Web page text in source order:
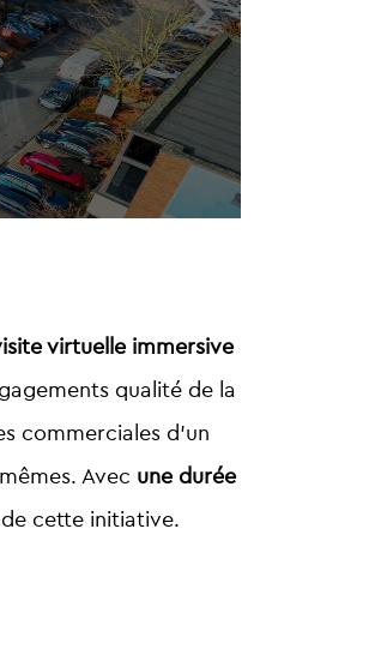
virtuelle immersive
qualité de la
commerciales d’un
Avec une durée
cette initiative.